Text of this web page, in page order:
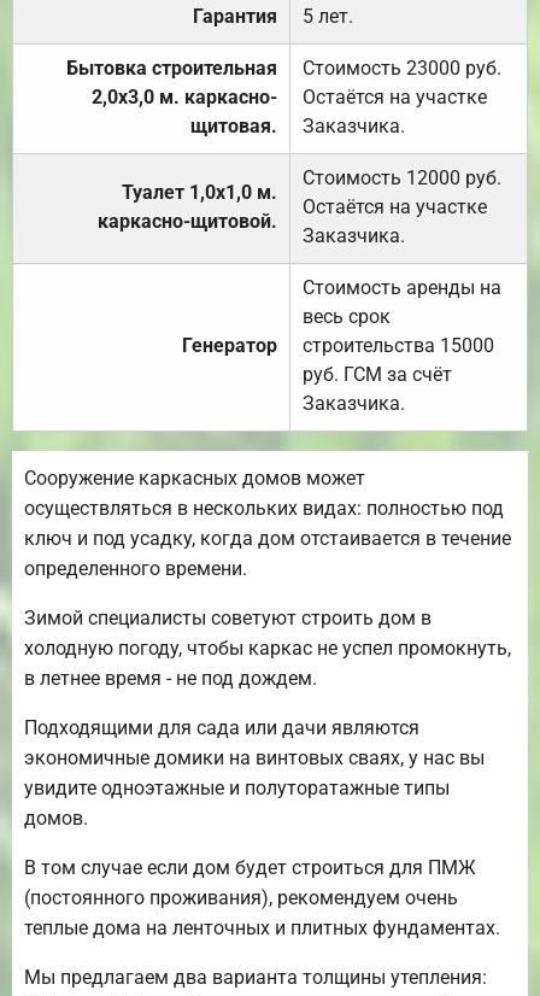
Гарантия 5 лет.
Бытовка строительная
2,0х3,0 м. каркасно-
щитовая.
Стоимость 23000 руб.
Остаётся на участке
Заказчика.
Туалет 1,0х1,0 м.
каркасно-щитовой.
Стоимость 12000 руб.
Остаётся на участке
Заказчика.
Генератор
Стоимость аренды на
весь срок
строительства 15000
руб. ГСМ за счёт
Заказчика.
Сооружение каркасных домов может
осуществляться в нескольких видах: полностью под
ключ и под усадку, когда дом отстаивается в течение
определенного времени.
Зимой специалисты советуют строить дом в
холодную погоду, чтобы каркас не успел промокнуть,
в летнее время - не под дождем.
Подходящими для сада или дачи являются
экономичные домики на винтовых сваях, у нас вы
увидите одноэтажные и полуторатажные типы
домов.
В том случае если дом будет строиться для ПМЖ
(постоянного проживания), рекомендуем очень
теплые дома на ленточных и плитных фундаментах.
Мы предлагаем два варианта толщины утепления: